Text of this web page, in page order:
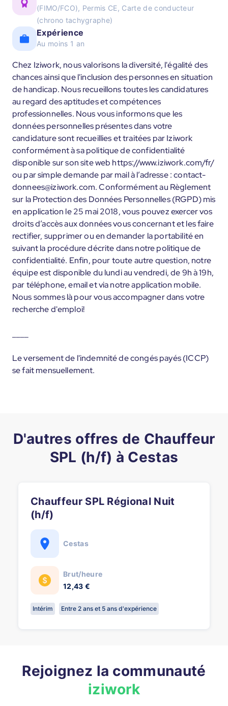
(FIMO/FCO), Permis CE, Carte de conducteur
(chrono tachygraphe)
Expérience
Au moins 1 an
Chez Iziwork, nous valorisons la diversité, l'égalité des
chances ainsi que l'inclusion des personnes en situation
de handicap. Nous recueillons toutes les candidatures
au regard des aptitudes et compétences
professionnelles. Nous vous informons que les
données personnelles présentes dans votre
candidature sont recueillies et traitées par Iziwork
conformément à sa politique de confidentialité
disponible sur son site web https://www.iziwork.com/fr/
ou par simple demande par mail à l’adresse : contact-
donnees@iziwork.com. Conformément au Règlement
sur la Protection des Données Personnelles (RGPD) mis
en application le 25 mai 2018, vous pouvez exercer vos
droits d’accès aux données vous concernant et les faire
rectifier, supprimer ou en demander la portabilité en
suivant la procédure décrite dans notre politique de
confidentialité. Enfin, pour toute autre question, notre
équipe est disponible du lundi au vendredi, de 9h à 19h,
par téléphone, email et via notre application mobile.
Nous sommes là pour vous accompagner dans votre
recherche d'emploi!
Le versement de l'indemnité de congés payés (ICCP)
se fait mensuellement.
D'autres offres de Chauffeur
SPL (h/f) à Cestas
Chauffeur SPL Régional Nuit
(h/f)
Cestas
Brut/heure
12,43 €
Intérim Entre 2 ans et 5 ans d'expérience
Rejoignez la communauté
iziwork